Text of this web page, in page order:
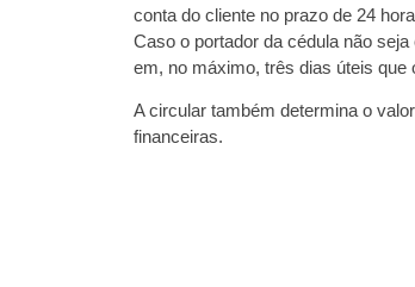
conta do cliente no prazo de 24
Caso o portador da cédula não
em, no máximo, três dias úteis que
A circular também determina o
financeiras.